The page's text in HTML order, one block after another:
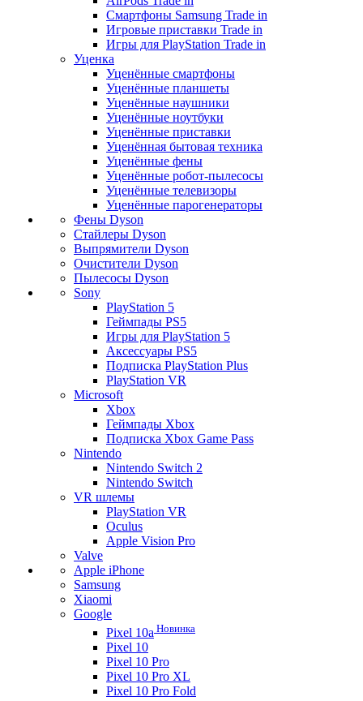
Смартфоны Samsung Trade in
Игровые приставки Trade in
Игры для PlayStation Trade in
Уценка
Уценённые смартфоны
Уценённые планшеты
Уценённые наушники
Уценённые ноутбуки
Уценённые приставки
Уценённая бытовая техника
Уценённые фены
Уценённые робот-пылесосы
Уценённые телевизоры
Уценённые парогенераторы
Фены Dyson
Стайлеры Dyson
Выпрямители Dyson
Очистители Dyson
Пылесосы Dyson
Sony
PlayStation 5
Геймпады PS5
Игры для PlayStation 5
Аксессуары PS5
Подписка PlayStation Plus
PlayStation VR
Microsoft
Xbox
Геймпады Xbox
Подписка Xbox Game Pass
Nintendo
Nintendo Switch 2
Nintendo Switch
VR шлемы
PlayStation VR
Oculus
Apple Vision Pro
Valve
Apple iPhone
Samsung
Xiaomi
Google
Pixel 10a Новинка
Pixel 10
Pixel 10 Pro
Pixel 10 Pro XL
Pixel 10 Pro Fold